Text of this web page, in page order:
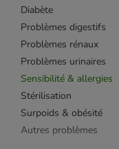
Diabète
Problèmes digestifs
Problèmes rénaux
Problèmes urinaires
Sensibilité & allergies
Stérilisation
Surpoids & obésité
Autres problèmes